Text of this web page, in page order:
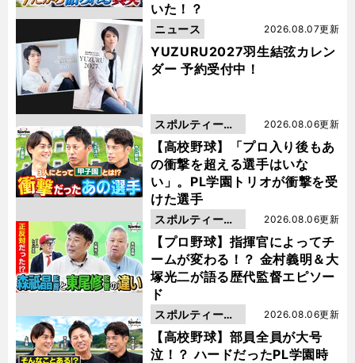
いた！？
YUZURU2027羽生結弦カレン
ダー 予約受付中！
2026.08.07更新
ニュース
【高校野球】「プロ入り後もあ
の衝撃を超える選手はいな
い」。PL学園トリオが衝撃を受
けた選手
2026.08.06更新
スポルティーバ
動画
【プロ野球】指揮官によってチ
ームが変わる！？ 金村義明＆大
塚光二が語る歴代監督エピソー
ド
2026.08.06更新
スポルティーバ
動画
【高校野球】部員全員が大号
泣！？ ハードだったPL学園時
2026.08.06更新
スポルティーバ
動画